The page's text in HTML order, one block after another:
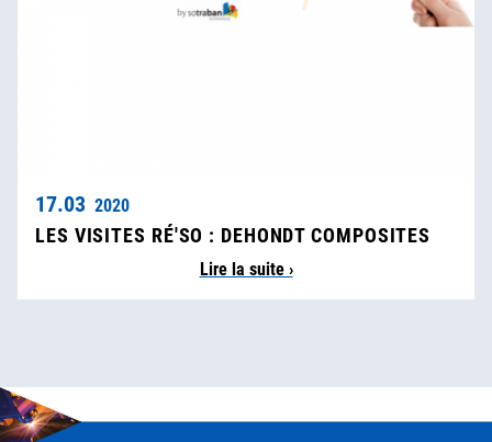
17.03 2020
LES VISITES RÉ'SO : DEHONDT COMPOSITES
Lire la suite ›